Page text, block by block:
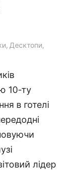
, Десктопи,
10-ту
в готелі
лідер